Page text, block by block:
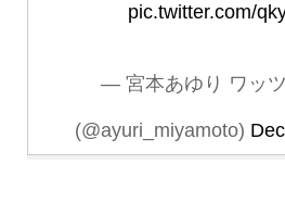
pic.twitter.com/
— 宮本あゆり ワッ
(@ayuri_miyamoto)